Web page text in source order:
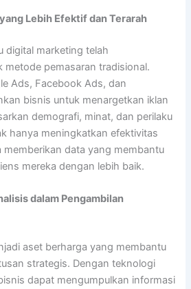
Lebih Efektif dan Terarah
digital marketing telah
metode pemasaran tradisional.
Ads, Facebook Ads, dan
bisnis untuk menargetkan iklan
demografi, minat, dan perilaku
hanya meningkatkan efektivitas
memberikan data yang membantu
mereka dengan lebih baik.
dalam Pengambilan
aset berharga yang membantu
strategis. Dengan teknologi
dapat mengumpulkan informasi